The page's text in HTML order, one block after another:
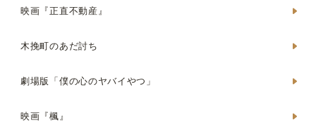
映画『正直不動産』
木挽町のあだ討ち
劇場版「僕の心のヤバイやつ」
映画『楓』